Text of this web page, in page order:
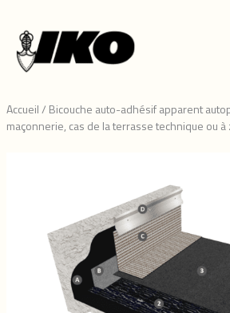
contenu
Accueil/ Bicouche auto-adhésif apparent
maçonnerie, cas de la terrasse technique ou